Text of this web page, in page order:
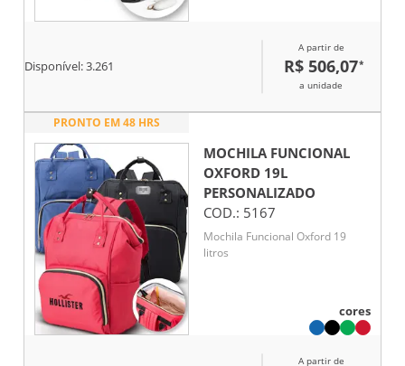
Compartimento principal forrado
e almofadado, com 2 divisórias
almofadadas para notebook até
Disponível:3.261
A partir de
R$ 506,07*
a unidade
PRONTO EM 48 HRS
MOCHILA FUNCIONAL
OXFORD 19L
PERSONALIZADO
COD.: 5167
Mochila Funcional Oxford 19
litros
cores
A partir de